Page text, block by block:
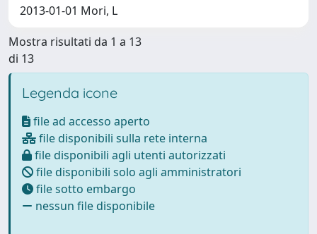
2013-01-01 Mori, L
Mostra risultati da 1 a 13
di 13
Legenda icone
file ad accesso aperto
file disponibili sulla rete interna
file disponibili agli utenti autorizzati
file disponibili solo agli amministratori
file sotto embargo
nessun file disponibile